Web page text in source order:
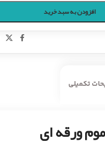
افزودن به سبد خرید
تکمیلی
ورقه ای